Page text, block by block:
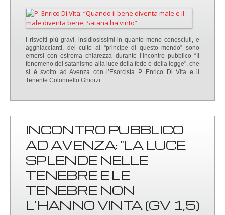
I risvolti più gravi, insidiosissimi in quanto meno conosciuti, e
agghiaccianti, del culto al “principe di questo mondo” sono
emersi con estrema chiarezza durante l’incontro pubblico “Il
fenomeno del satanismo alla luce della fede e della legge", che
si è svolto ad Avenza con l’Esorcista P. Enrico Di Vita e il
Tenente Colonnello Ghiorzi.
INCONTRO PUBBLICO
AD AVENZA: "LA LUCE
SPLENDE NELLE
TENEBRE E LE
TENEBRE NON
L’HANNO VINTA (GV 1,5)